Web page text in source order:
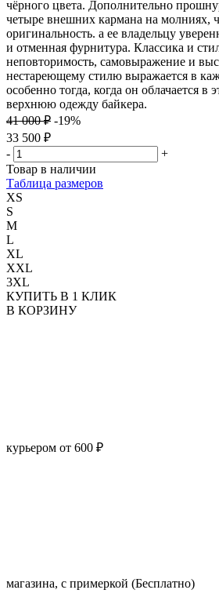
чёрного цвета. Дополнительно
четыре внешних кармана на молниях,
оригинальность. а ее владельцу
и отменная фурнитура. Классика и
неповторимость, самовыражение и
нестареющему стилю выражается в
особенно тогда, когда он облачается в
верхнюю одежду байкера.
41 000 ₽ -19%
33 500 ₽
-
+
Товар в наличии
Таблица размеров
XS
S
M
L
XL
XXL
3XL
КУПИТЬ В 1 КЛИК
В КОРЗИНУ
курьером от 600 ₽
магазина, с примеркой (Бесплатно)